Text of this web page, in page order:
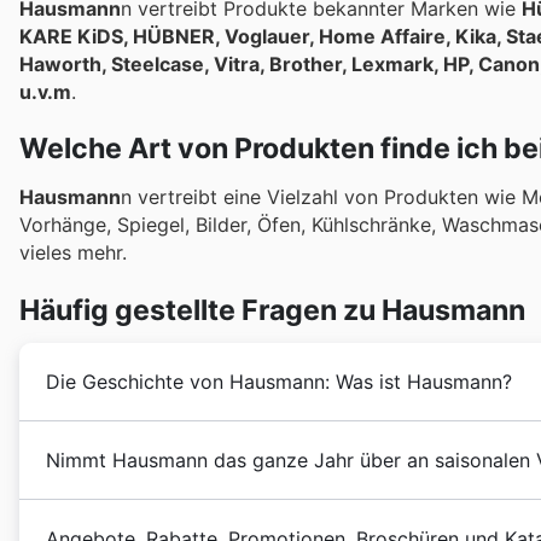
Hausmannn vertreibt Produkte bekannter Marken wie
KARE KiDS, HÜBNER, Voglauer, Home Affaire, Kika,
Haworth, Steelcase, Vitra, Brother, Lexmark, HP,
u.v.m.
Welche Art von Produkten finde ich
Hausmannn vertreibt eine Vielzahl von Produkten wie
Vorhänge, Spiegel, Bilder, Öfen, Kühlschränke,
vieles mehr.
Häufig gestellte Fragen zu Hausmann
Die Geschichte von Hausmann: Was ist Hausmann?
Geschäft in Linz, in dem Werkzeuge verkauft
Bürobedarf und Möbeln von höchster Qualität und
den folgenden Jahren erlebte
Hausmannn einen
Nimmt Hausmann das ganze Jahr über an